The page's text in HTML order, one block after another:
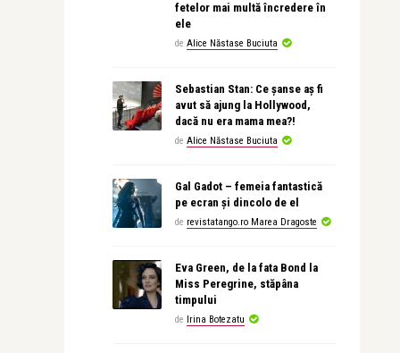
fetelor mai multă încredere în
ele
de Alice Năstase Buciuta
Sebastian Stan: Ce șanse aș fi
avut să ajung la Hollywood,
dacă nu era mama mea?!
de Alice Năstase Buciuta
Gal Gadot – femeia fantastică
pe ecran și dincolo de el
de revistatango.ro Marea Dragoste
Eva Green, de la fata Bond la
Miss Peregrine, stăpâna
timpului
de Irina Botezatu